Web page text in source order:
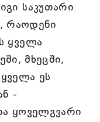
საკუთარი
რაოდენი
ყველა
მხეცში,
ეს
-
ყოველგვარი